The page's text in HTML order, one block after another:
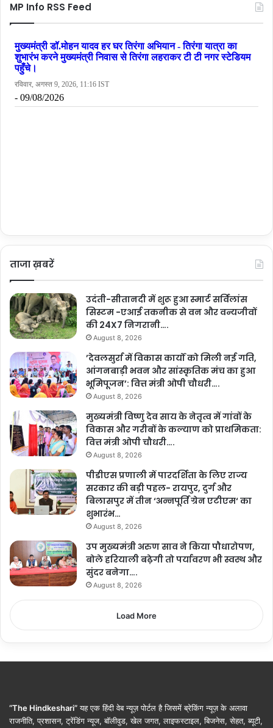
MP Info RSS Feed
ताजा ख़बरें
उदंती-सीतानदी में शुरू हुआ स्मार्ट सर्विलांस
सिस्टम -एआई तकनीक से वन और वन्यजीवों
की 24X7 निगरानी….
August 8, 2026
’देवलसुर्रा में विकास कार्यों को मिली नई गति,
आंगनबाड़ी भवन और सांस्कृतिक मंच का हुआ
भूमिपूजन’: वित्त मंत्री ओपी चौधरी….
August 8, 2026
मुख्यमंत्री विष्णु देव साय के नेतृत्व में गांवों के
विकास और गरीबों के कल्याण को प्राथमिकता:
वित्त मंत्री ओपी चौधरी….
August 8, 2026
पीडीएस प्रणाली में पारदर्शिता के लिए राज्य
सरकार की बड़ी पहल- रायपुर, दुर्ग और
बिलासपुर में तीन ‘अन्नपूर्ति ग्रेन एटीएम‘ का
शुभारंभ…
August 8, 2026
उप मुख्यमंत्री अरुण साव ने किया पौधारोपण,
बोले हरियाली बढ़ेगी तो पर्यावरण भी स्वस्थ और
सुंदर बनेगा….
August 8, 2026
Load More
“The Hindkeshari”यह एक हिंदी वेब न्यूज़ पोर्टल है जिसमें ब्रेकिंग न्यूज़ के अलावा
राजनीति, प्रशासन, ट्रेंडिंग न्यूज, बॉलीवुड, खेल जगत, लाइफस्टाइल, बिजनेस, सेहत, ब्यूटी,